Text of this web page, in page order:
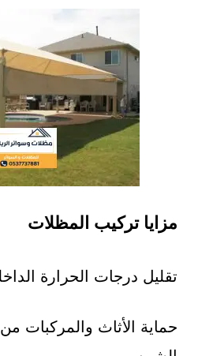
مزايا تركيب المظلات
تقليل درجات الحرارة
حماية الأثاث والمركبات